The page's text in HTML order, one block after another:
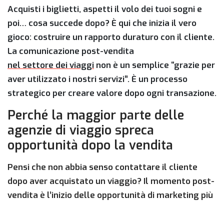
Acquisti i biglietti, aspetti il volo dei tuoi sogni e
poi… cosa succede dopo? È qui che inizia il vero
gioco: costruire un rapporto duraturo con il cliente.
La comunicazione post-vendita
nel settore dei viaggi non è un semplice “grazie per
aver utilizzato i nostri servizi”. È un processo
strategico per creare valore dopo ogni transazione.
Perché la maggior parte delle
agenzie di viaggio spreca
opportunità dopo la vendita
Pensi che non abbia senso contattare il cliente
dopo aver acquistato un viaggio? Il momento post-
vendita è l’inizio delle opportunità di marketing più